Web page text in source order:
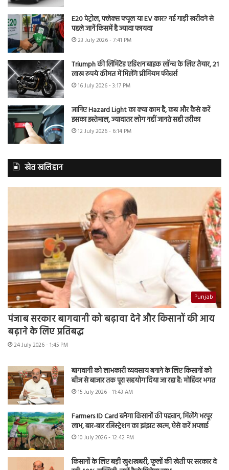
E20 पेट्रोल, फ्लेक्स फ्यूल या EV कार? नई गाड़ी खरीदने से
पहले जानें किसमें है ज्यादा फायदा
23 July 2026 - 7:41 PM
Triumph की लिमिटेड एडिशन बाइक लॉन्च के लिए तैयार, 21
लाख रुपये कीमत में मिलेंगे प्रीमियम फीचर्स
16 July 2026 - 3:17 PM
जानिए Hazard Light का क्या काम है, कब और कैसे करें
इसका इस्तेमाल, ज्यादातर लोग नहीं जानते सही तरीका
12 July 2026 - 6:14 PM
खेत खलिहान
Punjab
पंजाब सरकार बागवानी को बढ़ावा देने और किसानों की आय
बढ़ाने के लिए प्रतिबद्ध
24 July 2026 - 1:45 PM
बागवानी को लाभकारी व्यवसाय बनाने के लिए किसानों को
बीज से बाजार तक पूरा सहयोग दिया जा रहा है: मोहिंदर भगत
15 July 2026 - 11:43 AM
Farmers ID Card बनेगा किसानों की पहचान, मिलेंगे भरपूर
लाभ, बार-बार रजिस्ट्रेशन का झंझट खत्म, ऐसे करें अप्लाई
10 July 2026 - 12:42 PM
किसानों के लिए बड़ी खुशखबरी, फूलों की खेती पर सरकार दे